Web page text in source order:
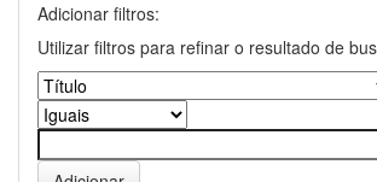
Adicionar filtros:
Utilizar filtros para refinar o resultado de